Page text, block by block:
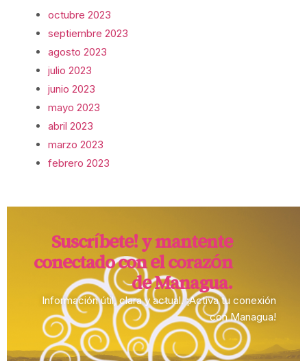
octubre 2023
septiembre 2023
agosto 2023
julio 2023
junio 2023
mayo 2023
abril 2023
marzo 2023
febrero 2023
Suscríbete! y mantente
conectado con el corazón
de Managua.​
Información útil, clara y actual. ¡Activa tu conexión
con Managua!